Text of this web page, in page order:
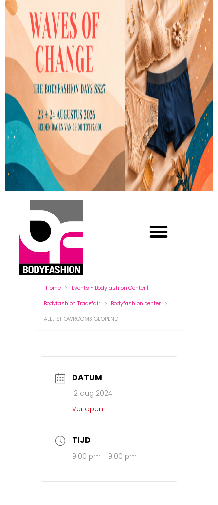
Home
Events - Bodyfashion Center |
Bodyfashion Tradefair
Bodyfashion center
ALLE SHOWROOMS GEOPEND
DATUM
12 aug 2024
Verlopen!
TIJD
9:00 pm - 9:00 pm